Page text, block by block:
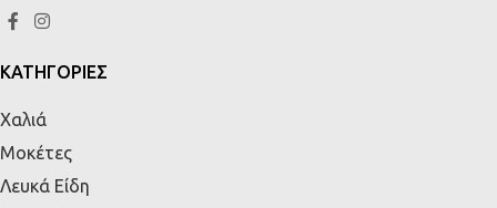
ΚΑΤΗΓΟΡΙΕΣ
Χαλιά
Μοκέτες
Λευκά Είδη